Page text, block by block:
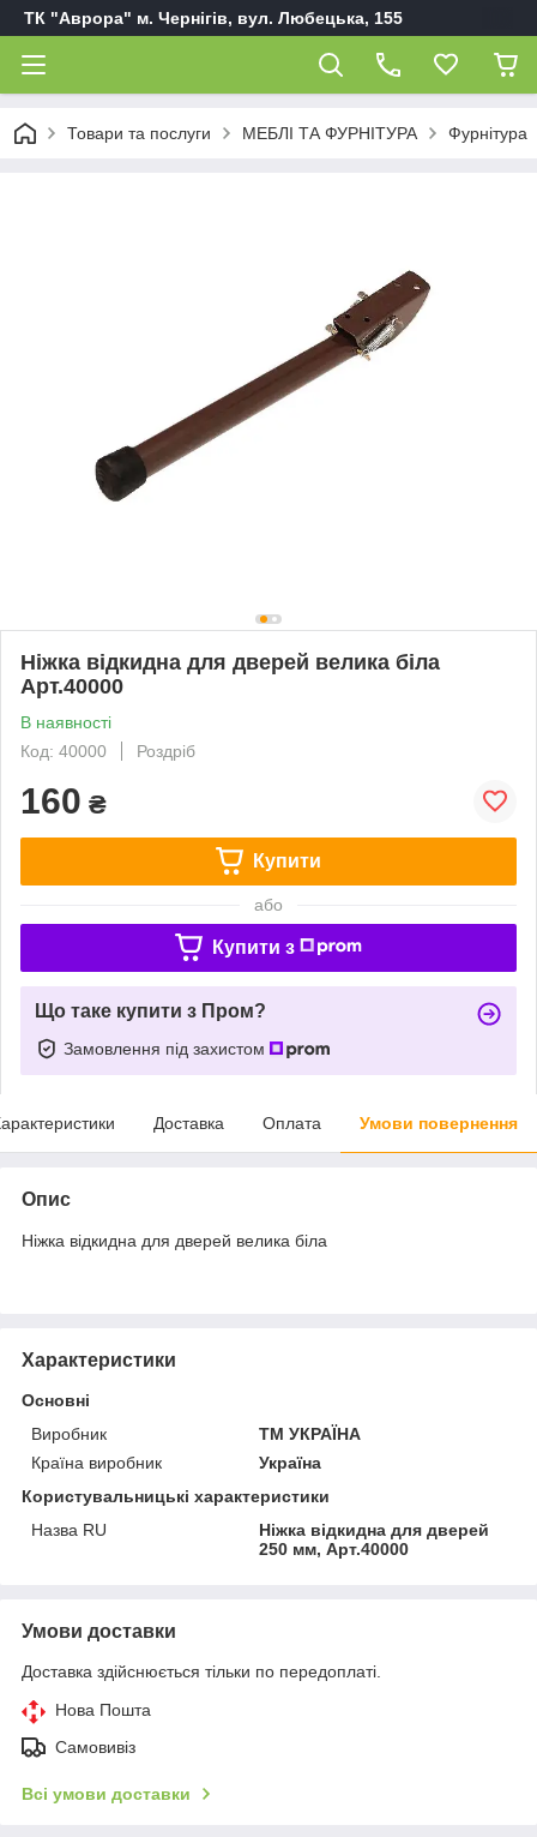
ТК "Аврора" м. Чернігів, вул. Любецька, 155
Товари та послуги МЕБЛІ ТА ФУРНІТУРА Фурнітура
Ніжка відкидна для дверей велика біла
Арт.40000
В наявності
Код: 40000
Роздріб
160 ₴
Купити
або
Купити з
Що таке купити з Пром?
Замовлення під захистом
Доставка Оплата Умови повернення
Опис
Ніжка відкидна для дверей велика біла
Характеристики
Основні
Виробник
ТМ УКРАЇНА
Країна виробник
Україна
Користувальницькі характеристики
Назва RU
Ніжка відкидна для дверей
250 мм, Арт.40000
Умови доставки
Доставка здійснюється тільки по передоплаті.
Нова Пошта
Самовивіз
Всі умови доставки